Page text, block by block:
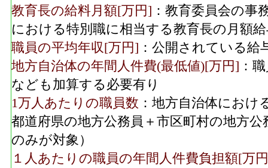
教育長の給料月額[万円] ：教育委員会の事
における特別職に相当する教育長の月額
職員の平均年収[万円] ：公開されている
地方自治体の年間人件費(最低値)[万円] ：
なども加算する必要有り
1万人あたりの職員数 ：地方自治体におけ
都道府県の地方公務員＋市区町村の地方
のみが対象）
１人あたりの職員の年間人件費負担額[万